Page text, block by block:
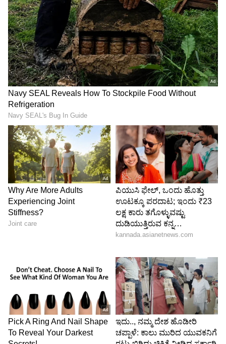
ಮೋನಿಕಾ ಓ ಮೈ ಡಾರ್ಲಿಂಗ್
ರಾಜ್‌ಕುಮಾರ್ ರಾವ್ ಮತ್ತು ರಾಧಿಕಾ ಆಪ್ಟೆ ನಟಿಸಿರುವ ಈ
ಚಿತ್ರವನ್ನು ನೀವು ವಾರಾಂತ್ಯದಲ್ಲಿ ವೀಕ್ಷಿಸಬಹುದು.
ರಾಜ್‌ಕುಮಾರ್ ರಾವ್ ಮತ್ತು ರಾಧಿಕಾ ಆಪ್ಟೆ ಜೊತೆಗೆ, ಹುಮಾ
ಖುರೇಷಿ ಕೂಡ ಈ ಚಿತ್ರದಲ್ಲಿ ಪ್ರಮುಖ ಪಾತ್ರ ವಹಿಸಿದ್ದಾರೆ.
ಇದಲ್ಲದೆ, ಚಿತ್ರವು ಸಸ್ಪೆನ್ಸ್‌ನಿಂದ ತುಂಬಿದೆ.
5
6
Image Credit :
ಚಿತ್ರವು ರೋಮಾಂಚಕ ಮತ್ತು ಸಸ್ಪೆನ್ಸ್‌ನಿಂದ ತುಂಬಿದ
ದೃಶ್ಯಗಳನ್ನು ಸಹ ಒಳಗೊಂಡಿದೆ. ಚಿತ್ರವು ಠಿಯೇಟರ್ ನಲ್ಲಿ
ಬಿಡುಗಡೆಯಾಗಿ ಬಾಕ್ಸ್ ಆಫೀಸ್ ನಲ್ಲಿ ಸೋತಿದ್ದರೂ, ನಂತರ
ಅದು OTT ಪ್ಲಾಟ್‌ಫಾರ್ಮ್‌ಗಳಲ್ಲಿ ಬಿಡುಗಡೆಯಾದ ಬಳಿಕ
ವೀಕ್ಷಕರು ಮೆಚ್ಚಿಕೊಂಡರು.